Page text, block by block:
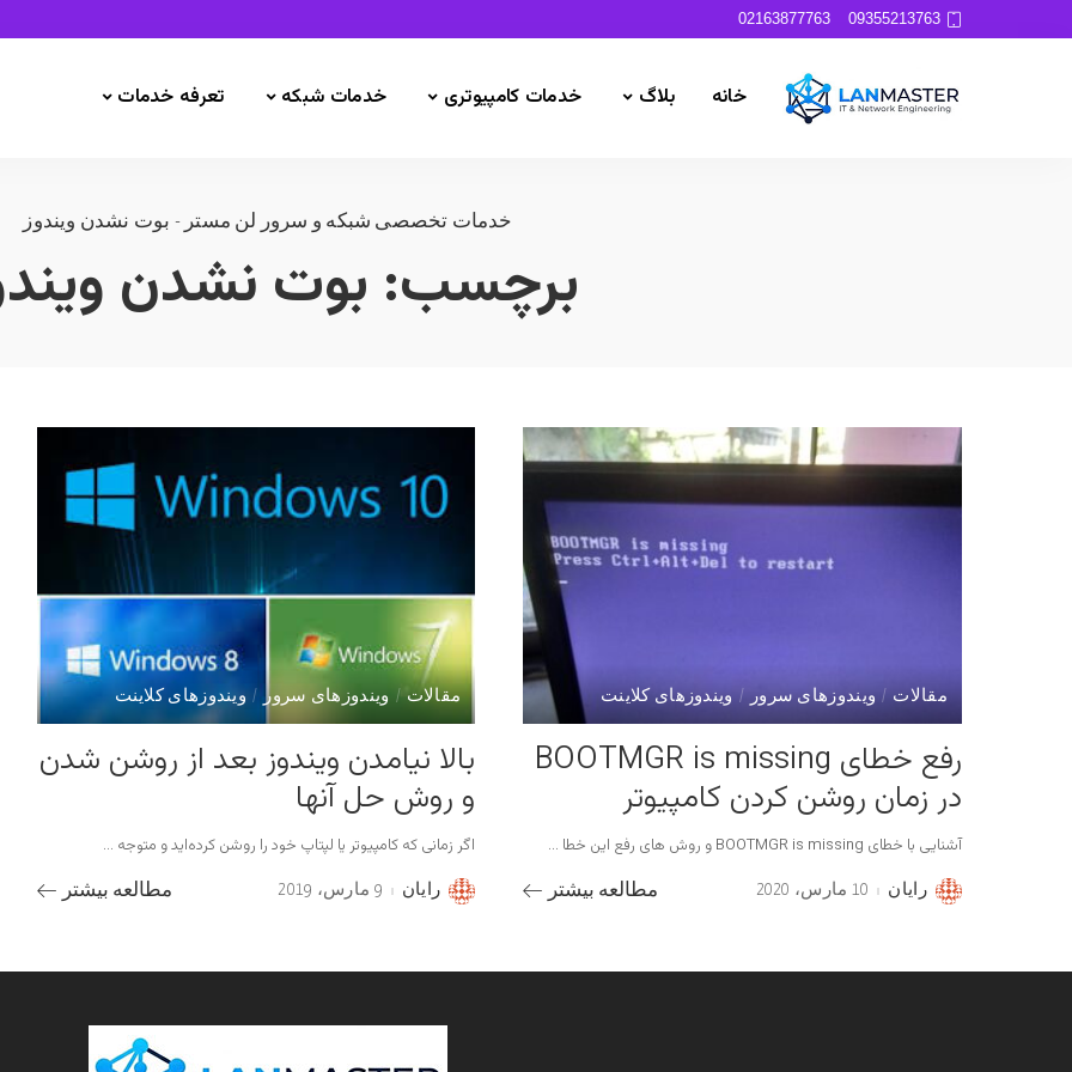
09355213763
02163877763
خانه بلاگ خدمات کامپیوتری خدمات شبکه تعرفه خدمات
خدمات تخصصی شبکه و سرور لن مستر - بوت نشدن ویندوز
برچسب: بوت نشدن
مقالات ویندوزهای سرور ویندوزهای کلاینت
رفع خطای BOOTMGR is missing
در زمان روشن کردن کامپیوتر
آشنایی با خطای BOOTMGR is missing و روش های رفع این خطا ...
Postedرایان 10 مارس، 2020 مطالعه بیشتر
مقالات ویندوزهای سرور ویندوزهای کلاینت
بالا نیامدن ویندوز بعد از روشن شدن
و روش حل آنها
اگر زمانی که کامپیوتر یا لپتاپ خود را روشن کرده‌اید و متوجه ...
Postedرایان 9 مارس، 2019 مطالعه بیشتر